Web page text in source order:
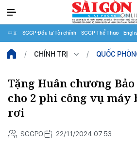
中文 SGGP Đầu tư Tài chính SGGP Thể Thao
CHÍNH TRỊ QUỐC
Tặng Huân chương
cho 2 phi công vụ máy
rơi
SGGPO 22/11/2024 07:53